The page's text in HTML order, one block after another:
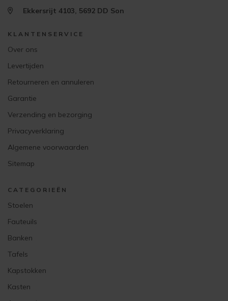
Ekkersrijt 4103, 5692 DD Son
KLANTENSERVICE
Over ons
Levertijden
Retourneren en annuleren
Garantie
Verzending en bezorging
Privacyverklaring
Algemene voorwaarden
Sitemap
CATEGORIEËN
Stoelen
Fauteuils
Banken
Tafels
Kapstokken
Kasten